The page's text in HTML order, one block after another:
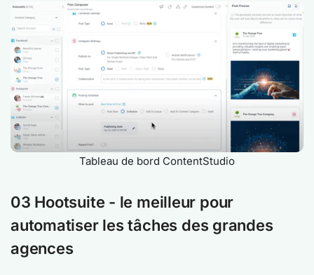
Tableau de bord ContentStudio
03 Hootsuite - le meilleur pour
automatiser les tâches des grandes
agences